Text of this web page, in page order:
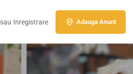
sau Inregistrare Adauga Anunt